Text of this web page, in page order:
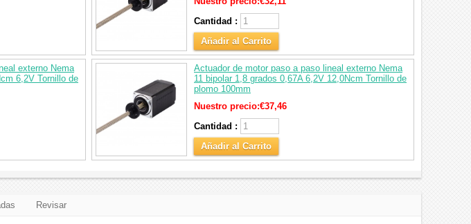
Cantidad :
Añadir al Carrito
externo Nema
6,2V Tornillo de
Actuador de motor paso a paso lineal externo Nema
11 bipolar 1,8 grados 0,67A 6,2V 12,0Ncm Tornillo de
plomo 100mm
Nuestro precio:€37,46
Cantidad :
Añadir al Carrito
Revisar